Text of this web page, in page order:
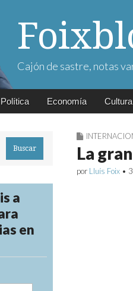
Cajón de sastre, notas
Política Economía Cultura
La
por Lluís Foix •
a
en